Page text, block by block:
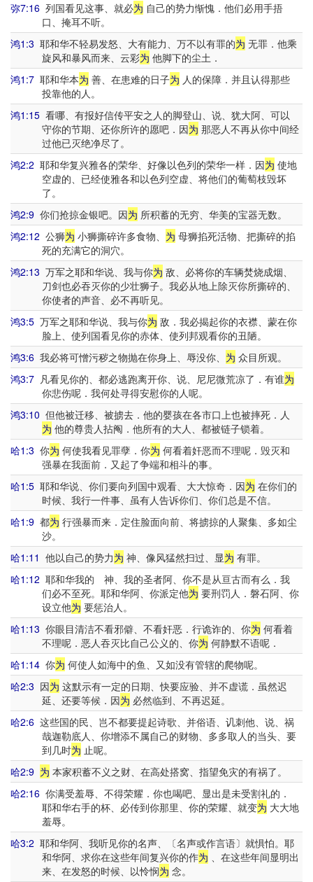
弥7:16 列国看见这事、就必为 自己的势力惭愧．他们必用手捂
口、掩耳不听。
鸿1:3 耶和华不轻易发怒、大有能力、万不以有罪的为 无罪．他乘
旋风和暴风而来、云彩为 他脚下的尘土．
鸿1:7 耶和华本为 善、在患难的日子为 人的保障．并且认得那些
投靠他的人。
鸿1:15 看哪、有报好信传平安之人的脚登山、说、犹大阿、可以
守你的节期、还你所许的愿吧．因为 那恶人不再从你中间经
过他已灭绝净尽了。
鸿2:2 耶和华复兴雅各的荣华、好像以色列的荣华一样．因为 使地
空虚的、已经使雅各和以色列空虚、将他们的葡萄枝毁坏
了。
鸿2:9 你们抢掠金银吧。因为 所积蓄的无穷、华美的宝器无数。
鸿2:12 公狮为 小狮撕碎许多食物、 为 母狮掐死活物、把撕碎的掐
死的充满它的洞穴。
鸿2:13 万军之耶和华说、我与你为 敌、必将你的车辆焚烧成烟、
刀剑也必吞灭你的少壮狮子。我必从地上除灭你所撕碎的、
你使者的声音、必不再听见。
鸿3:5 万军之耶和华说、我与你为 敌．我必揭起你的衣襟、蒙在你
脸上、使列国看见你的赤体、使列邦观看你的丑陋。
鸿3:6 我必将可憎污秽之物抛在你身上、辱没你、 为 众目所观。
鸿3:7 凡看见你的、都必逃跑离开你、说、尼尼微荒凉了．有谁为
你悲伤呢．我何处寻得安慰你的人呢。
鸿3:10 但他被迁移、被掳去．他的婴孩在各市口上也被摔死．人
为 他的尊贵人拈阄．他所有的大人、都被链子锁着。
哈1:3 你为 何使我看见罪孽．你为 何看着奸恶而不理呢．毁灭和
强暴在我面前．又起了争端和相斗的事。
哈1:5 耶和华说、你们要向列国中观看、大大惊奇．因为 在你们的
时候、我行一件事、虽有人告诉你们、你们总是不信。
哈1:9 都为 行强暴而来．定住脸面向前、将掳掠的人聚集、多如尘
沙。
哈1:11 他以自己的势力为 神、像风猛然扫过、显为 有罪。
哈1:12 耶和华我的 神、我的圣者阿、你不是从亘古而有么．我
们必不至死。耶和华阿、你派定他为 要刑罚人．磐石阿、你
设立他为 要惩治人。
哈1:13 你眼目清洁不看邪僻、不看奸恶．行诡诈的、你为 何看着
不理呢．恶人吞灭比自己公义的、你为 何静默不语呢．
哈1:14 你为 何使人如海中的鱼、又如没有管辖的爬物呢。
哈2:3 因为 这默示有一定的日期、快要应验、并不虚谎．虽然迟
延、还要等候．因为 必然临到、不再迟延。
哈2:6 这些国的民、岂不都要提起诗歌、并俗语、讥刺他、说、祸
哉迦勒底人、你增添不属自己的财物、多多取人的当头、要
到几时为 止呢。
哈2:9 为 本家积蓄不义之财、在高处搭窝、指望免灾的有祸了。
哈2:16 你满受羞辱、不得荣耀．你也喝吧、显出是未受割礼的．
耶和华右手的杯、必传到你那里、你的荣耀、就变为 大大地
羞辱。
哈3:2 耶和华阿、我听见你的名声、〔名声或作言语〕就惧怕。耶
和华阿、求你在这些年间复兴你的作为 、在这些年间显明出
来、在发怒的时候、以怜悯为 念。